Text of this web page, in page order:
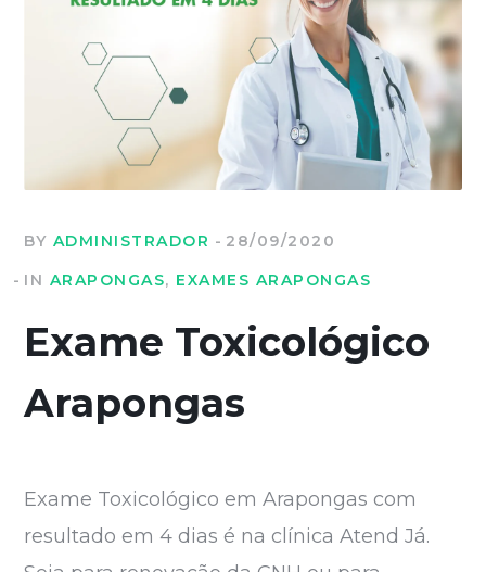
BY ADMINISTRADOR
28/09/2020
IN ARAPONGAS, EXAMES ARAPONGAS
Exame Toxicológico
Arapongas
Exame Toxicológico em Arapongas com
resultado em 4 dias é na clínica Atend Já.